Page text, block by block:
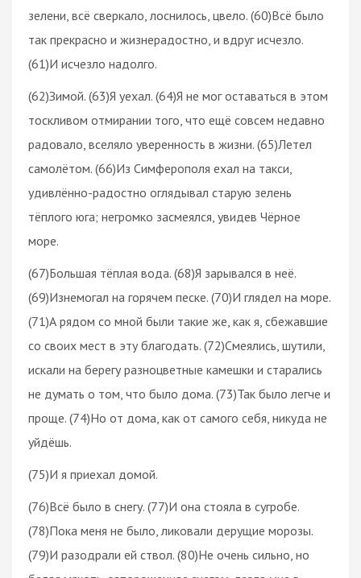
зелени, всё сверкало, лоснилось, цвело. (60)Всё было
так прекрасно и жизнерадостно, и вдруг исчезло.
(61)И исчезло надолго.
(62)Зимой. (63)Я уехал. (64)Я не мог оставаться в этом
тоскливом отмирании того, что ещё совсем недавно
радовало, вселяло уверенность в жизни. (65)Летел
самолётом. (66)Из Симферополя ехал на такси,
удивлённо-радостно оглядывал старую зелень
тёплого юга; негромко засмеялся, увидев Чёрное
море.
(67)Большая тёплая вода. (68)Я зарывался в неё.
(69)Изнемогал на горячем песке. (70)И глядел на море.
(71)А рядом со мной были такие же, как я, сбежавшие
со своих мест в эту благодать. (72)Смеялись, шутили,
искали на берегу разноцветные камешки и старались
не думать о том, что было дома. (73)Так было легче и
проще. (74)Но от дома, как от самого себя, никуда не
уйдёшь.
(75)И я приехал домой.
(76)Всё было в снегу. (77)И она стояла в сугробе.
(78)Пока меня не было, ликовали дерущие морозы.
(79)И разодрали ей ствол. (80)Не очень сильно, но